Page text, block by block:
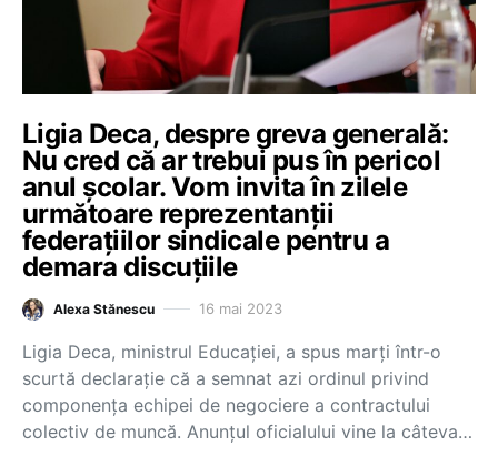
Ligia Deca, despre greva generală:
Nu cred că ar trebui pus în pericol
anul școlar. Vom invita în zilele
următoare reprezentanții
federațiilor sindicale pentru a
demara discuțiile
Alexa Stănescu 16 mai 2023
Ligia Deca, ministrul Educației, a spus marți într-o
scurtă declarație că a semnat azi ordinul privind
componența echipei de negociere a contractului
colectiv de muncă. Anunțul oficialului vine la câteva…